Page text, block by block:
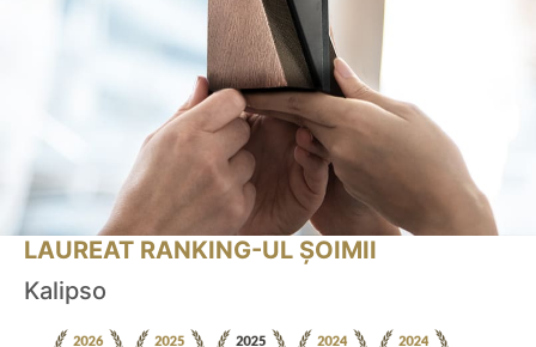
LAUREAT RANKING-UL ȘOIMII
Kalipso